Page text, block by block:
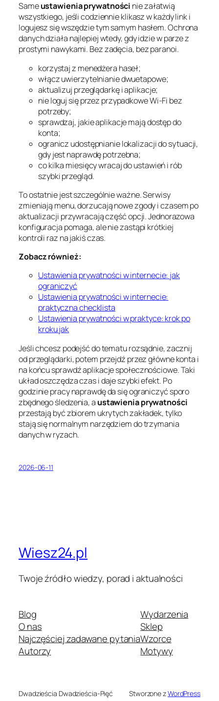
Sameustawienia prywatności nie załatwią
wszystkiego, jeśli codziennie klikasz w każdy link i
logujesz się wszędzie tym samym hasłem. Ochrona
danych działa najlepiej wtedy, gdy idzie w parze z
prostymi nawykami. Bez zadęcia, bez paranoi.
korzystaj z menedżera haseł;
włącz uwierzytelnianie dwuetapowe;
aktualizuj przeglądarkę i aplikacje;
nie loguj się przez przypadkowe Wi-Fi bez
potrzeby;
sprawdzaj, jakie aplikacje mają dostęp do
konta;
ogranicz udostępnianie lokalizacji do sytuacji,
gdy jest naprawdę potrzebna;
co kilka miesięcy wracaj do ustawień i rób
szybki przegląd.
To ostatnie jest szczególnie ważne. Serwisy
zmieniają menu, dorzucają nowe zgody i czasem po
aktualizacji przywracają część opcji. Jednorazowa
konfiguracja pomaga, ale nie zastąpi krótkiej
kontroli raz na jakiś czas.
Zobacz również:
Ustawienia prywatności w internecie: jak
ograniczyć
Ustawienia prywatności w internecie:
praktyczna checklista
Ustawienia prywatności w praktyce: krok po
kroku jak
Jeśli chcesz podejść do tematu rozsądnie, zacznij
od przeglądarki, potem przejdź przez główne konta i
na końcu sprawdź aplikacje społecznościowe. Taki
układ oszczędza czas i daje szybki efekt. Po
godzinie pracy naprawdę da się ograniczyć sporo
zbędnego śledzenia, a ustawienia prywatności
przestają być zbiorem ukrytych zakładek, tylko
stają się normalnym narzędziem do trzymania
danych w ryzach.
2026-06-11
Wiesz24.pl
Twoje źródło wiedzy, porad i aktualności
Blog
O nas
Najczęściej zadawane pytania
Autorzy
Wydarzenia
Sklep
Wzorce
Motywy
Dwadzieścia Dwadzieścia-Pięć Stworzone zWordPress